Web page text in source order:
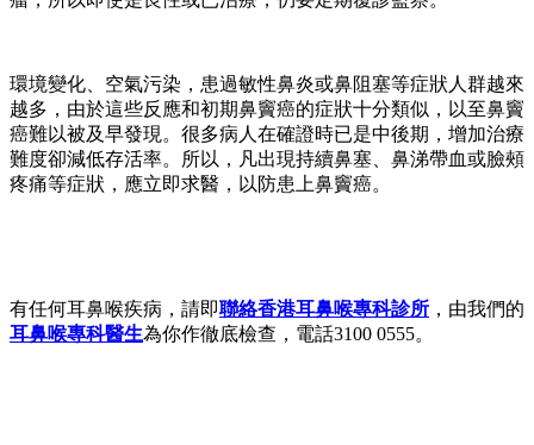
環境變化、空氣污染，患過敏性鼻炎或鼻阻塞等症狀人群越來
越多，由於這些反應和初期鼻竇癌的症狀十分類似，以至鼻竇
癌難以被及早發現。很多病人在確證時已是中後期，增加治療
難度卻減低存活率。所以，凡出現持續鼻塞、鼻涕帶血或臉頰
疼痛等症狀，應立即求醫，以防患上鼻竇癌。
有任何耳鼻喉疾病，請即聯絡香港耳鼻喉專科診所 ，由我們的
耳鼻喉專科醫生為你作徹底檢查，電話3100 0555。